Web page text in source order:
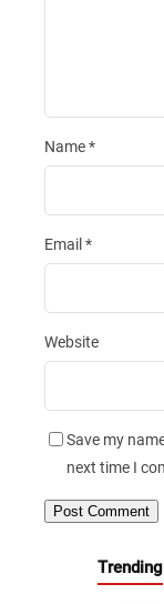
Name*
Email *
Website
Save my
next time I
Trending